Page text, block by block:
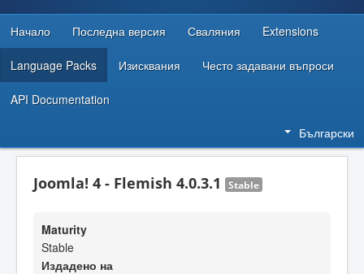
РЕСУРСИ ЗА РАЗРАБОТКА
Начало Последна версия Сваляния Extensions
Language Packs Изисквания Често задавани въпроси
API Documentation
Български
Joomla! 4 - Flemish 4.0.3.1 Stable
Maturity
Stable
Издадено на